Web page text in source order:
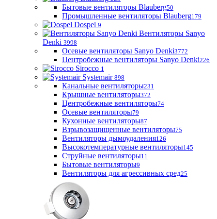
Бытовые вентиляторы Blauberg50
Промышленные вентиляторы Blauberg179
Dospel 9
Вентиляторы Sanyo
Denki 3998
Осевые вентиляторы Sanyo Denki3772
Центробежные вентиляторы Sanyo Denki226
Sirocco 1
Systemair 898
Канальные вентиляторы231
Крышные вентиляторы372
Центробежные вентиляторы74
Осевые вентиляторы79
Кухонные вентиляторы87
Взрывозащищенные вентиляторы75
Вентиляторы дымоудаления126
Высокотемпературные вентиляторы145
Струйные вентиляторы11
Бытовые вентиляторы9
Вентиляторы для агрессивных сред25